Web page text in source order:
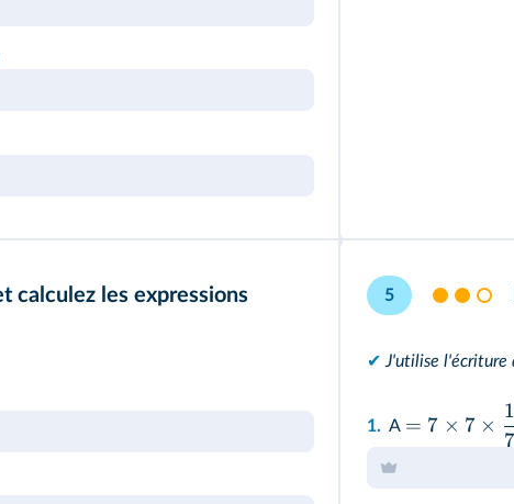
calculez les expressions
5
✔ J'utilise l'écriture
1. A = 7 × 7 ×
7
1